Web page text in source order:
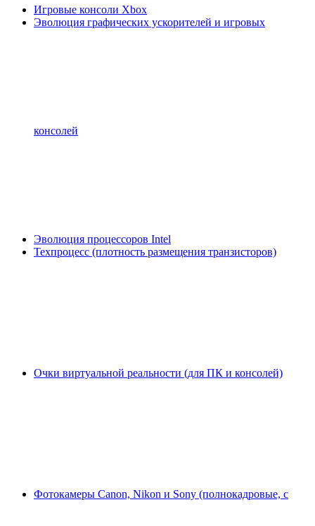
Игровые консоли Xbox
Эволюция графических ускорителей и игровых
консолей
Эволюция процессоров Intel
Техпроцесс (плотность размещения транзисторов)
Очки виртуальной реальности (для ПК и консолей)
Фотокамеры Canon, Nikon и Sony (полнокадровые, с